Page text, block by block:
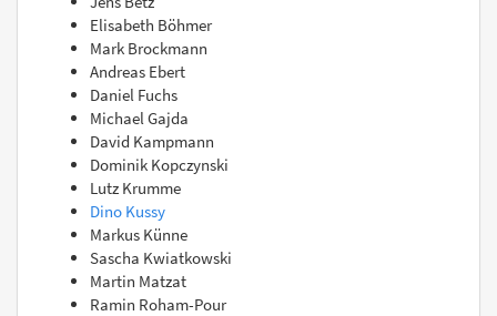
Elisabeth Böhmer
Mark Brockmann
Andreas Ebert
Daniel Fuchs
Michael Gajda
David Kampmann
Dominik Kopczynski
Lutz Krumme
Dino Kussy
Markus Künne
Sascha Kwiatkowski
Martin Matzat
Ramin Roham-Pour